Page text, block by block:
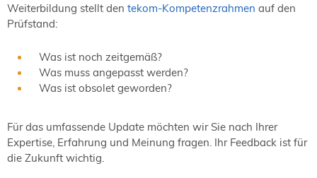
Weiterbildung stellt den tekom-Kompetenzrahmen auf den
Prüfstand:
Was ist noch zeitgemäß?
Was muss angepasst werden?
Was ist obsolet geworden?
Für das umfassende Update möchten wir Sie nach Ihrer
Expertise, Erfahrung und Meinung fragen. Ihr Feedback ist für
die Zukunft wichtig.